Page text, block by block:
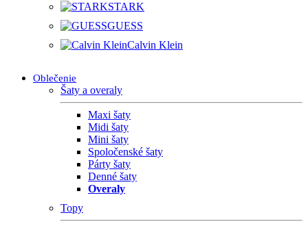
STARK
GUESS
Calvin Klein
Oblečenie
Šaty a overaly
Maxi šaty
Midi šaty
Mini šaty
Spoločenské šaty
Párty šaty
Denné šaty
Overaly
Topy